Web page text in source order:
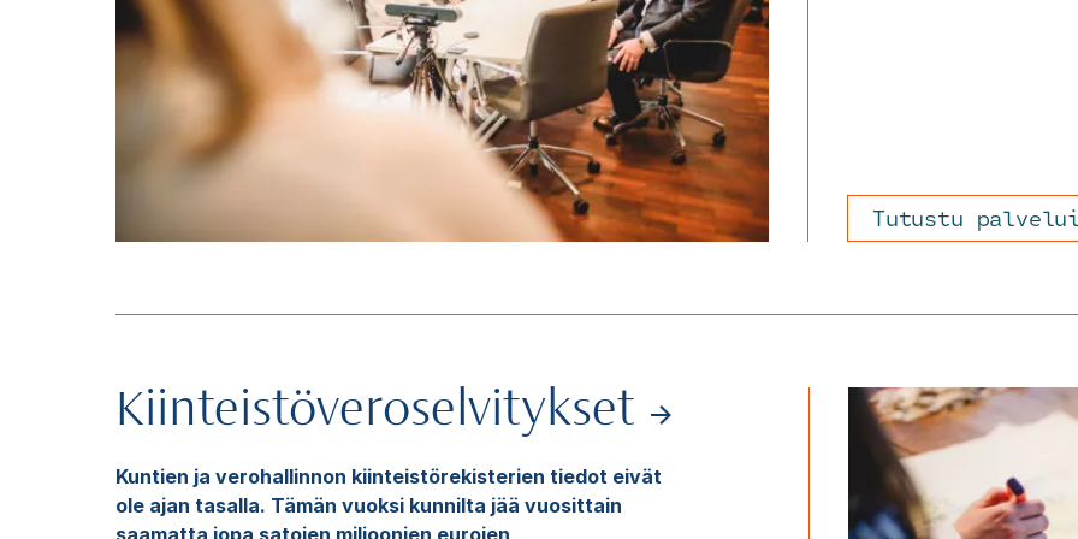
Tutustu
Kiinteistöveroselvitykset
Kuntien ja verohallinnon kiinteistörekisterien tiedot eivät
ole ajan tasalla. Tämän vuoksi kunnilta jää vuosittain
saamatta jopa satojen miljoonien eurojen